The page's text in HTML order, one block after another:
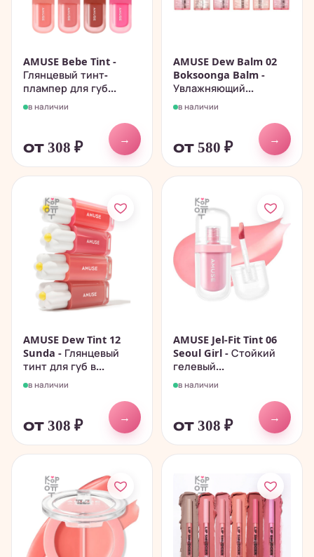
AMUSE Bebe Tint -
Глянцевый тинт-
плампер для губ...
в наличии
от 308 ₽
→
AMUSE Dew Balm 02
Boksoonga Balm -
Увлажняющий...
в наличии
от 580 ₽
→
AMUSE Dew Tint 12
Sunda - Глянцевый
тинт для губ в...
в наличии
от 308 ₽
→
AMUSE Jel-Fit Tint 06
Seoul Girl - Стойкий
гелевый...
в наличии
от 308 ₽
→